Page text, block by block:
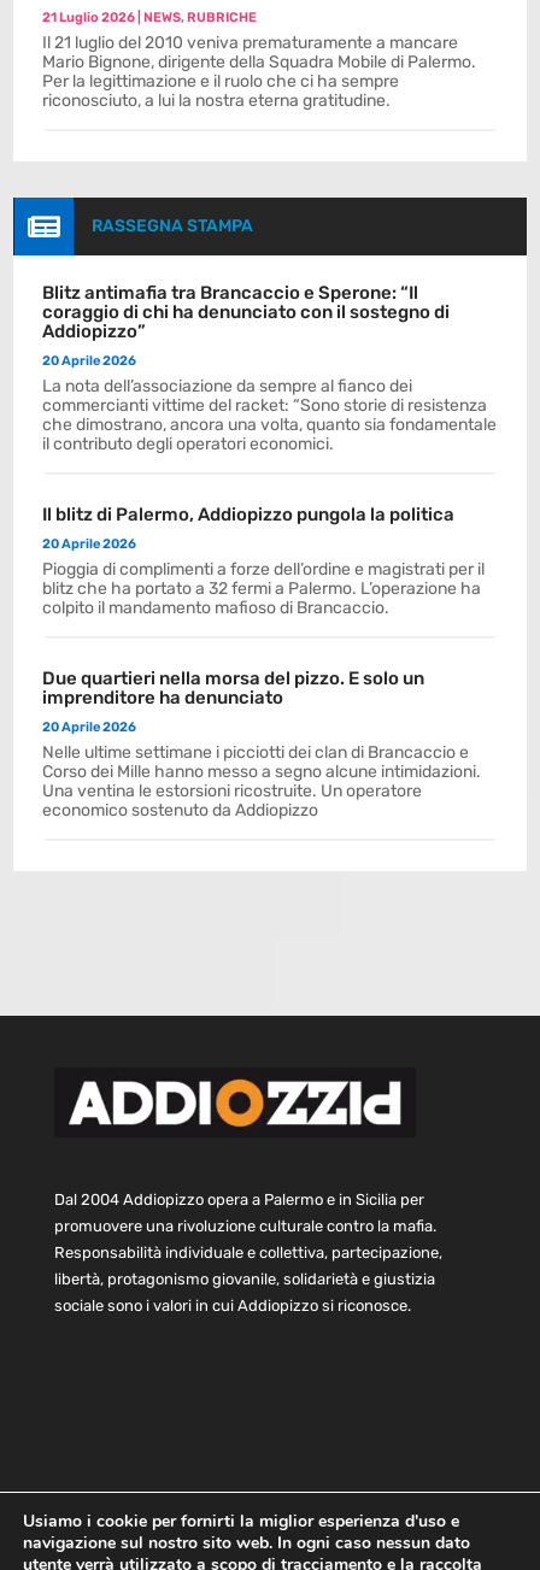
21 Luglio 2026 |NEWS,RUBRICHE
Il 21 luglio del 2010 veniva prematuramente a mancare
Mario Bignone, dirigente della Squadra Mobile di Palermo.
Per la legittimazione e il ruolo che ci ha sempre
riconosciuto, a lui la nostra eterna gratitudine.
 RASSEGNA STAMPA
Blitz antimafia tra Brancaccio e Sperone: “Il
coraggio di chi ha denunciato con il sostegno di
Addiopizzo”
20 Aprile 2026
La nota dell’associazione da sempre al fianco dei
commercianti vittime del racket: “Sono storie di resistenza
che dimostrano, ancora una volta, quanto sia fondamentale
il contributo degli operatori economici.
Il blitz di Palermo, Addiopizzo pungola la politica
20 Aprile 2026
Pioggia di complimenti a forze dell’ordine e magistrati per il
blitz che ha portato a 32 fermi a Palermo. L’operazione ha
colpito il mandamento mafioso di Brancaccio.
Due quartieri nella morsa del pizzo. E solo un
imprenditore ha denunciato
20 Aprile 2026
Nelle ultime settimane i picciotti dei clan di Brancaccio e
Corso dei Mille hanno messo a segno alcune intimidazioni.
Una ventina le estorsioni ricostruite. Un operatore
economico sostenuto da Addiopizzo
Dal 2004 Addiopizzo opera a Palermo e in Sicilia per
promuovere una rivoluzione culturale contro la mafia.
Responsabilità individuale e collettiva, partecipazione,
libertà, protagonismo giovanile, solidarietà e giustizia
sociale sono i valori in cui Addiopizzo si riconosce.
Home Statuto e bilancio
Contatti
Usiamo i cookie per fornirti la miglior esperienza d'uso e
navigazione sul nostro sito web. In ogni caso nessun dato
utente verrà utilizzato a scopo di tracciamento e la raccolta